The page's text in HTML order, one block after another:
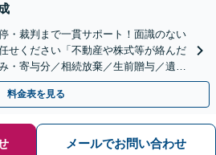
・裁判まで一貫サポート！面識のない
せください「不動産や株式等が絡んだ
・寄与分／相続放棄／生前贈与／遺言
】【完全個室対応】
料金表を見る
メールでお問い合わせ